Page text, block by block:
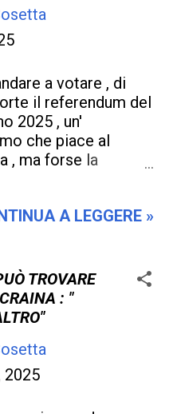
renderli innocui per
priorità , ma uno
adottare per chi
i bastoni ancora
Questo
è stato un banco di
avanti le 500 mila
un
è troppo
fare andare al voto
di farli decidere un
politiche
agli Italiani , ma
, più o
biso...
a votare , di
il referendum del
2025 , un'
che piace al
, ma forse la
che non ci
su questo , intanto è
sul bilico del
del Paese
un centrosinistra ,
e istruzioni
una vitalità , una
, e per
A LEGGERE »
TROVARE
: "
2025